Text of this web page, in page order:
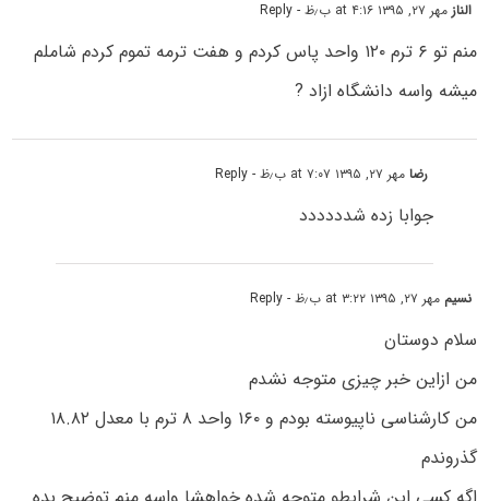
الناز مهر ۲۷, ۱۳۹۵ at ۴:۱۶ ب٫ظ - Reply
منم تو ۶ ترم ۱۲۰ واحد پاس کردم و هفت ترمه تموم کردم شاملم
میشه واسه دانشگاه ازاد ?
رضامهر ۲۷, ۱۳۹۵ at ۷:۰۷ ب٫ظ - Reply
جوابا زده شدددددد
نسیم مهر ۲۷, ۱۳۹۵ at ۳:۲۲ ب٫ظ - Reply
سلام دوستان
من ازاین خبر چیزی متوجه نشدم
من کارشناسی ناپیوسته بودم و ۱۶۰ واحد ۸ ترم با معدل ۱۸.۸۲
گذروندم